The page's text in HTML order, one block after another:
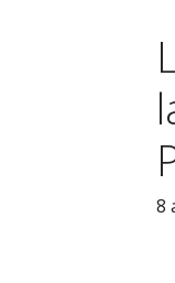
8